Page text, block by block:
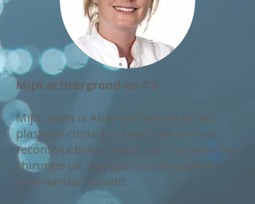
Mijn achtergrond en CV
Mijn naam is Alice Michels en ik ben
plastisch chirurg in brede zin en voer
reconstructieve-, hand-, en cosmetische
chirurgie uit. Aangezichtschirurgie is
mijn aandachtspunt.